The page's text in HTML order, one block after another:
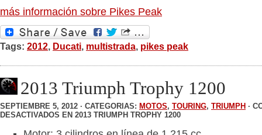
más información sobre Pikes Peak
Tags: 2012, Ducati, multistrada, pikes peak
2013 Triumph Trophy 1200
SEPTIEMBRE 5, 2012 · CATEGORIAS: MOTOS, TOURING, TRIUMPH ·
DESACTIVADOS EN 2013 TRIUMPH TROPHY 1200